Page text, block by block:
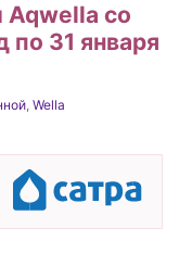
Aqwella со
31 января
, Wella